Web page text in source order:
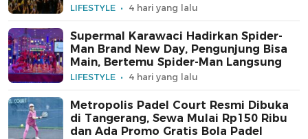
LIFESTYLE 4 hari yang lalu
Supermal Karawaci Hadirkan Spider-
Man Brand New Day, Pengunjung Bisa
Main, Bertemu Spider-Man Langsung
LIFESTYLE 4 hari yang lalu
Metropolis Padel Court Resmi Dibuka
di Tangerang, Sewa Mulai Rp150 Ribu
dan Ada Promo Gratis Bola Padel